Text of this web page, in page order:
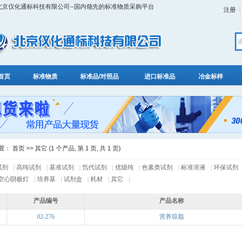
京仪化通标科技有限公司--国内领先的标准物质采购平台 注册
页 标准物质 标准品/对照品 进口标准品 冶金标样
： 首页 >> 其它 (1 个产品, 第 1 页, 共 1 页)
高纯试剂 基准试剂 氘代试剂 优级纯 色素类试剂 标准溶液 环保试剂
心阴极灯 培养基 试剂盒 耗材 其它
产品编号 产品名称
02-276 营养琼脂